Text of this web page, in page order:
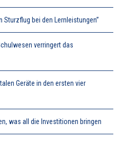
bei den Lernleistungen”
verringert das
Geräte in den ersten vier
was all die Investitionen bringen